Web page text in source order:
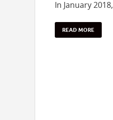
In January
READ MORE